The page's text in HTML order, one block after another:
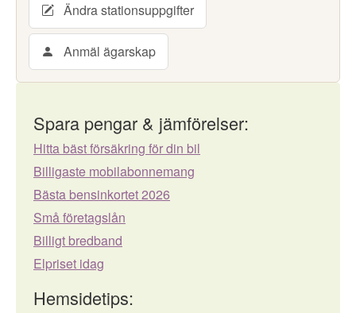
Ändra stationsuppgifter
Anmäl ägarskap
Spara pengar & jämförelser:
Hitta bäst försäkring för din bil
Billigaste mobilabonnemang
Bästa bensinkortet 2026
Små företagslån
Billigt bredband
Elpriset idag
Hemsidetips: